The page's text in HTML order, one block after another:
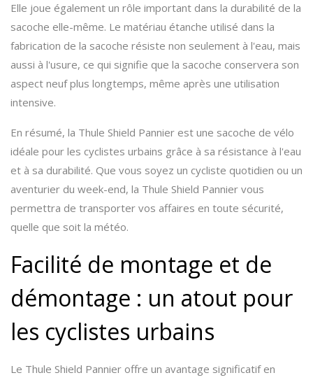
Elle joue également un rôle important dans la durabilité de la
sacoche elle-même. Le matériau étanche utilisé dans la
fabrication de la sacoche résiste non seulement à l'eau, mais
aussi à l'usure, ce qui signifie que la sacoche conservera son
aspect neuf plus longtemps, même après une utilisation
intensive.
En résumé, la Thule Shield Pannier est une sacoche de vélo
idéale pour les cyclistes urbains grâce à sa résistance à l'eau
et à sa durabilité. Que vous soyez un cycliste quotidien ou un
aventurier du week-end, la Thule Shield Pannier vous
permettra de transporter vos affaires en toute sécurité,
quelle que soit la météo.
Facilité de montage et de
démontage : un atout pour
les cyclistes urbains
Le Thule Shield Pannier offre un avantage significatif en